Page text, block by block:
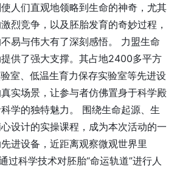
人们直观地领略到生命的神奇，尤其
烈竞争，以及胚胎发育的奇妙过程，
易与伟大有了深刻感悟。 力盟生命
供了强大支撑。其占地2400多平方
室、低温生育力保存实验室等先进设
实场景，让参与者仿佛置身于科学殿
学的独特魅力。 围绕生命起源、生
设计的实操课程，成为本次活动的一
进设备，近距离观察微观世界里
过科学技术对胚胎“命运轨道”进行人